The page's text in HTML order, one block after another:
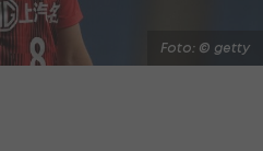
Foto: © getty